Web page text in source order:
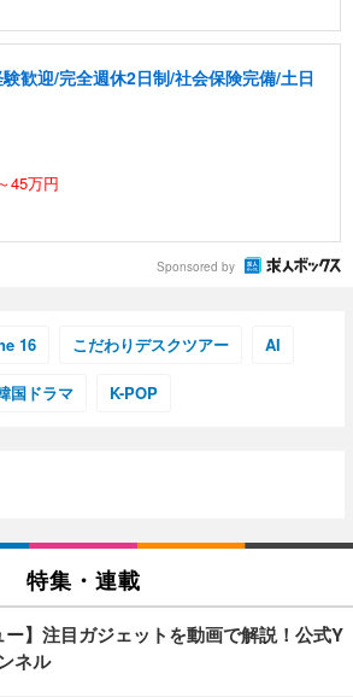
歓迎/完全週休2日制/社会保険完備/土日
45万円
Sponsored by
16 こだわりデスクツアー AI
国ドラマ K-POP
特集・連載
ー】注目ガジェットを動画で解説！公式Y
ネル